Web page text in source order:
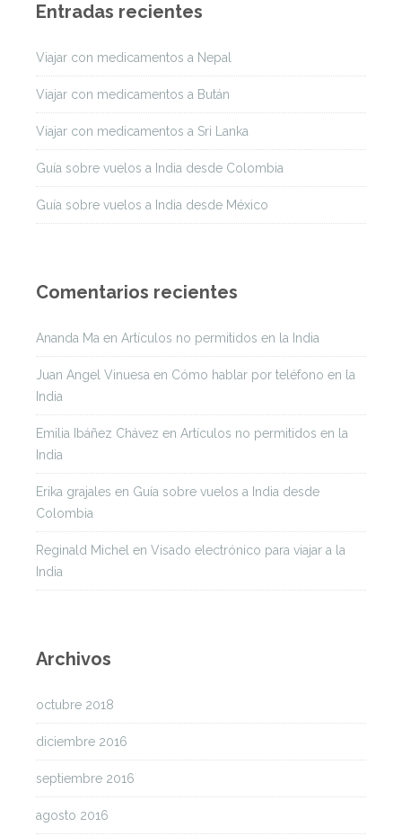
Entradas recientes
Viajar con medicamentos a Nepal
Viajar con medicamentos a Bután
Viajar con medicamentos a Sri Lanka
Guía sobre vuelos a India desde Colombia
Guía sobre vuelos a India desde México
Comentarios recientes
Ananda Ma en Artículos no permitidos en la India
Juan Angel Vinuesa en Cómo hablar por teléfono en la
India
Emilia Ibáñez Chávez en Artículos no permitidos en la
India
Erika grajales en Guía sobre vuelos a India desde
Colombia
Reginald Michel en Visado electrónico para viajar a la
India
Archivos
octubre 2018
diciembre 2016
septiembre 2016
agosto 2016